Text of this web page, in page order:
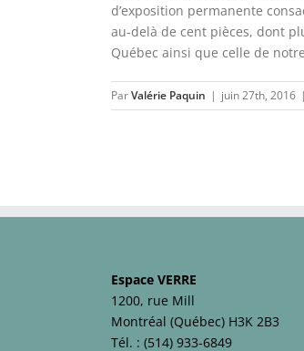
d’exposition permanente
au-delà de cent pièces, dont
Québec ainsi que celle de
ParValérie Paquin | juin 27th, 2016 |
Espace VERRE
1200, rue Mill
Montréal (Québec) H3K 2B3
Tél. : (514) 933-6849